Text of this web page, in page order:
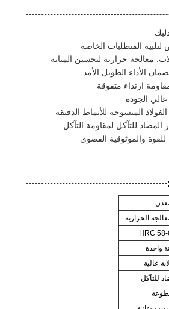
المتطلبات الخاصة
معالجة حرارية لتحسين المتانة
ارتداء متفوقة
عالي الجودة
المنسوجة للأنماط الدقيقة
للتآكل لمقاومة التآكل
والموثوقية القصوى
الحرارية
HRC 58-
واحدة
عالية
للتآكل